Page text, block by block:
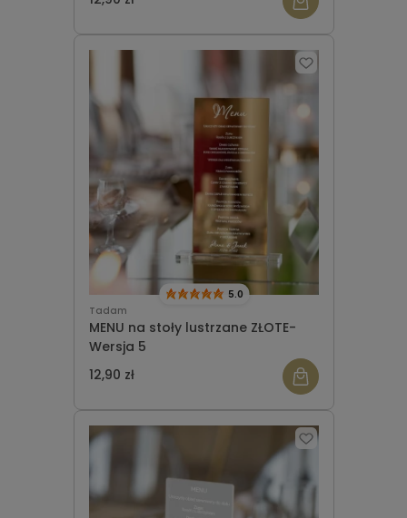
Tadam
MENU na stoły lustrzane ZŁOTE-
Wersja 5
5.0
12,90 zł